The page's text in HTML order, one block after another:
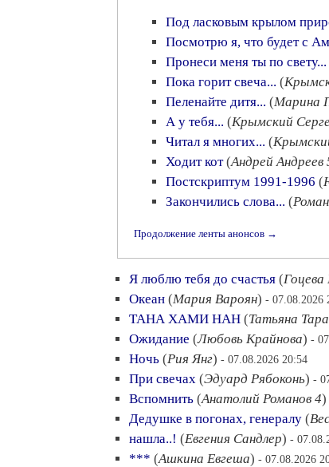
Под ласковым крылом
Посмотрю я, что будет с
Пронеси меня ты по свету...
Пока горит свеча... (
Пеленайте дитя... (Марина
А у тебя... (Крымский
Читал я многих... (
Ходит кот(Андрей Андреев
Постскриптум 1991-1996 (
Закончились слова... (
Продолжение ленты анонсов →
Я люблю тебя до счастья (Гоцева
Океан (Мария Вароян) - 07.08.2026
ТАНА ХАМИ НАН (Татьяна
Ожидание (Любовь Крайнова) -
Ночь (Рия Янг) - 07.08.2026 20:54
При свечах (Эдуард Рябоконь) -
Вспомнить (Анатолий Романов 4)
Дедушке в погонах, генералу (
нашла..! (Евгения Сандлер) -
*** (Ашкина Евгеша) - 07.08.2026